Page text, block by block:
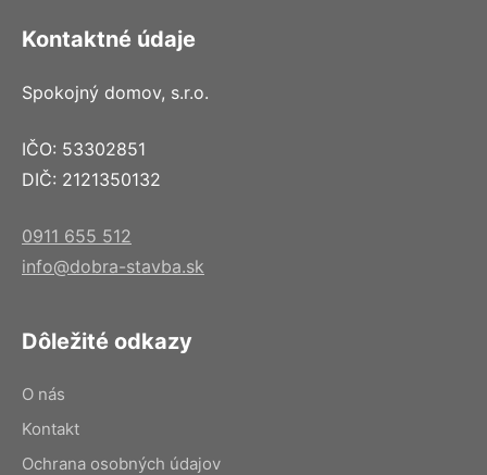
Kontaktné údaje
Spokojný domov, s.r.o.
IČO: 53302851
DIČ: 2121350132
0911 655 512
info@dobra-stavba.sk
Dôležité odkazy
O nás
Kontakt
Ochrana osobných údajov